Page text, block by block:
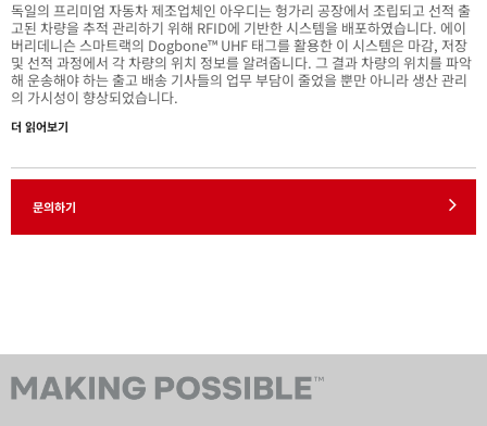
독일의 프리미엄 자동차 제조업체인 아우디는 헝가리 공장에서 조립되고 선적 출
고된 차량을 추적 관리하기 위해 RFID에 기반한 시스템을 배포하였습니다. 에이
버리데니슨 스마트랙의 Dogbone™ UHF 태그를 활용한 이 시스템은 마감, 저장
및 선적 과정에서 각 차량의 위치 정보를 알려줍니다. 그 결과 차량의 위치를 파악
해 운송해야 하는 출고 배송 기사들의 업무 부담이 줄었을 뿐만 아니라 생산 관리
의 가시성이 향상되었습니다.
더 읽어보기
문의하기